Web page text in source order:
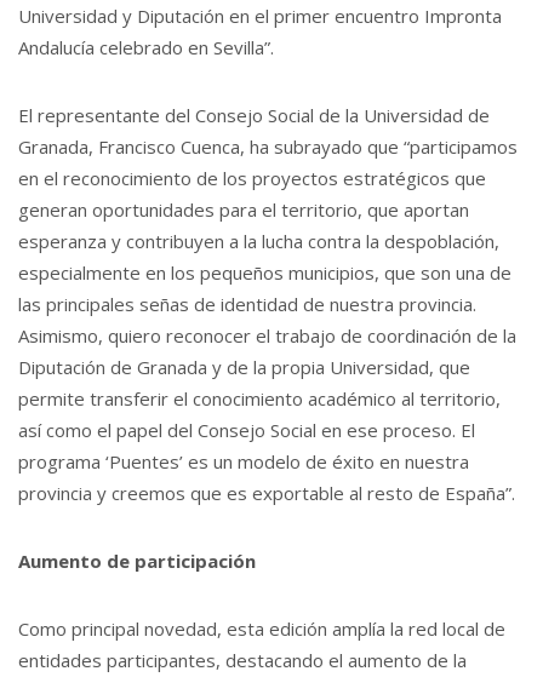
Universidad y Diputación en el primer encuentro Impronta
Andalucía celebrado en Sevilla”.
El representante del Consejo Social de la Universidad de
Granada, Francisco Cuenca, ha subrayado que “participamos
en el reconocimiento de los proyectos estratégicos que
generan oportunidades para el territorio, que aportan
esperanza y contribuyen a la lucha contra la despoblación,
especialmente en los pequeños municipios, que son una de
las principales señas de identidad de nuestra provincia.
Asimismo, quiero reconocer el trabajo de coordinación de la
Diputación de Granada y de la propia Universidad, que
permite transferir el conocimiento académico al territorio,
así como el papel del Consejo Social en ese proceso. El
programa ‘Puentes’ es un modelo de éxito en nuestra
provincia y creemos que es exportable al resto de España”.
Aumento de participación
Como principal novedad, esta edición amplía la red local de
entidades participantes, destacando el aumento de la